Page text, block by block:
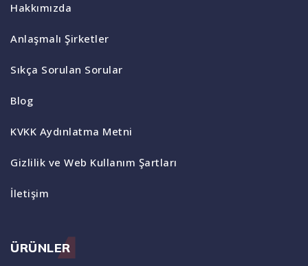
Hakkımızda
Anlaşmalı Şirketler
Sıkça Sorulan Sorular
Blog
KVKK Aydınlatma Metni
Gizlilik ve Web Kullanım Şartları
İletişim
ÜRÜNLER